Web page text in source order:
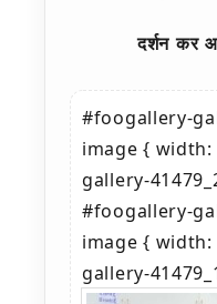
दर्शन कर